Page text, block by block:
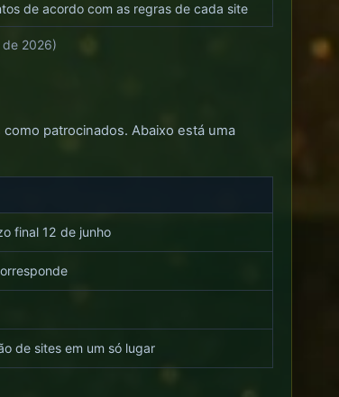
2026)
de acordo com as regras de cada site
patrocinados. Abaixo está uma
final 12 de junho
de sites em um só lugar